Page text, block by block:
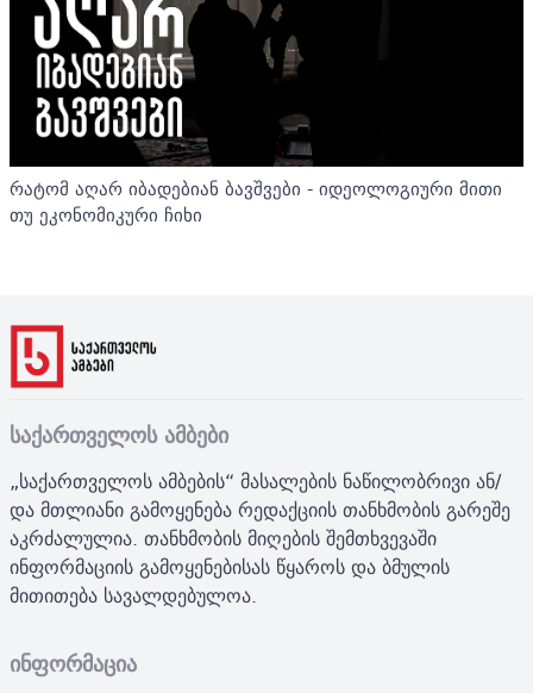
რატომ აღარ იბადებიან ბავშვები - იდეოლოგიური მითი
თუ ეკონომიკური ჩიხი
საქართველოს ამბები
„საქართველოს ამბების“ მასალების ნაწილობრივი ან/
და მთლიანი გამოყენება რედაქციის თანხმობის გარეშე
აკრძალულია. თანხმობის მიღების შემთხვევაში
ინფორმაციის გამოყენებისას წყაროს და ბმულის
მითითება სავალდებულოა.
ინფორმაცია